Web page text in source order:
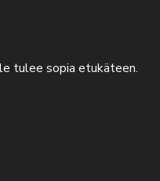
tulee sopia etukäteen.